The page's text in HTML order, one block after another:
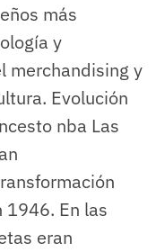
más
y
merchandising y
Evolución
nba Las
1946. En las
eran